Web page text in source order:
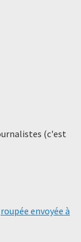
(c'est
envoyée à